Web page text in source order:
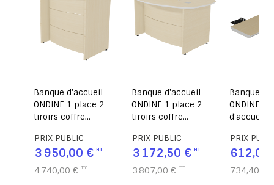
Banque d'accueil
ONDINE 1 place 2
tiroirs coffre
haricot- H110 cm
PRIX PUBLIC
3 950,00 €
4 740,00 €
Banque d'accueil
ONDINE 1 place 2
tiroirs coffre
accès PMR forme
haricot- H75 cm
PRIX PUBLIC
3 172,50 €
3 807,00 €
Banque
ONDINE
d'accueil
PRIX
612,00
734,40 €